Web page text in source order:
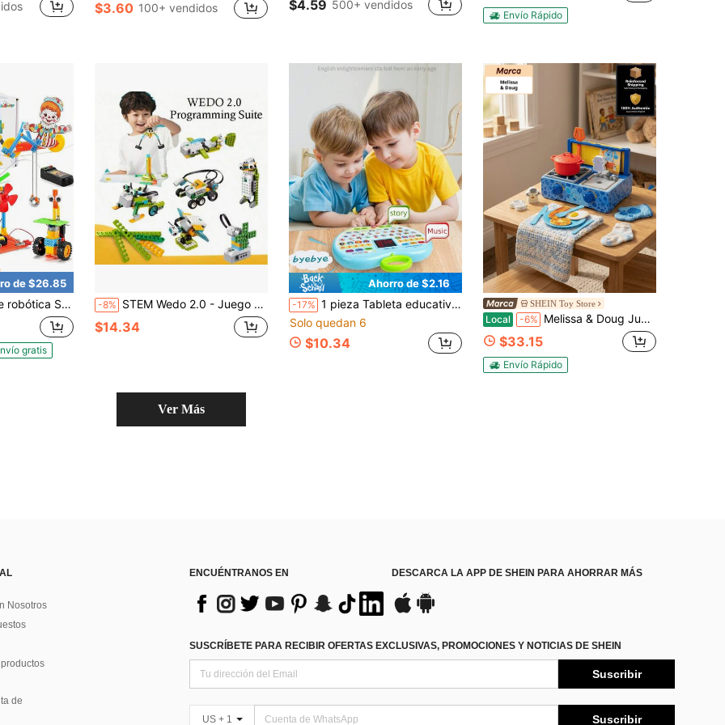
$3.60 100+ vendidos $4.59 500+ vendidos
Envío Rápido
de $26.85
ingeniería DIY, juguetes de construcción de robots científicos STEM para niños y niñas de 6 a 14 años, regalo para fiestas
gratis
-8% STEM Wedo 2.0 - Juego de 280 piezas educativo STEM, bloques de construcción de robot programable, apto para niños y niñas, conjunto de juego de actividad creativa, juguetes para niños, regalo de cumpleaños
$14.34
Ahorro de $2.16
-17% 1 pieza Tableta educativa para la primera infancia, computadora portátil simulada con pantalla, computadora educativa y dispositivo de narración de cuentos, juguete interactivo para niños, adecuado como regalo de Navidad para niños y niñas, diseñado para niños en edad preescolar, regalo ideal para volver a la escuela
Solo quedan 6
$10.34
SHEIN Toy Store
Local -6% Melissa & Doug Juego de cocina de madera de Blue's Clues & You! - Accesorios de cocina realistas, madera duradera, juguetes preescolares, juego de roles, regalo imaginativo para niños pequeños
$33.15
Envío Rápido
Ver Más
Nosotros
de
ENCUÉNTRANOS EN DESCARCA LA APP DE SHEIN PARA AHORRAR MÁS
SUSCRÍBETE PARA RECIBIR OFERTAS EXCLUSIVAS, PROMOCIONES Y NOTICIAS DE SHEIN
Suscribir
US + 1 Suscribir